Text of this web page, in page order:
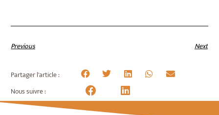
Previous Next
Partager l'article :
Nous suivre :